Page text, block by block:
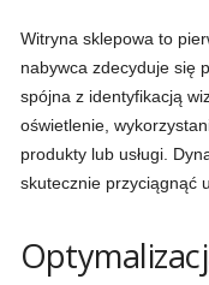
Witryna sklepowa to
nabywca zdecyduje się
spójna z identyfikacją
oświetlenie,
produkty lub usługi.
skutecznie przyciągnąć